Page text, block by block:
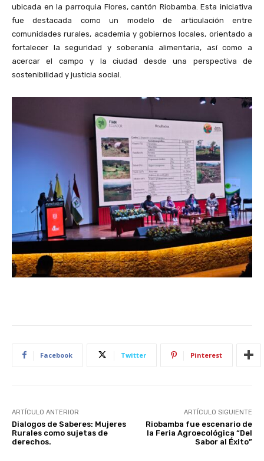
ubicada en la parroquia Flores, cantón Riobamba. Esta iniciativa
fue destacada como un modelo de articulación entre
comunidades rurales, academia y gobiernos locales, orientado a
fortalecer la seguridad y soberanía alimentaria, así como a
acercar el campo y la ciudad desde una perspectiva de
sostenibilidad y justicia social.
Facebook Twitter Pinterest
ARTÍCULO ANTERIOR
Dialogos de Saberes: Mujeres
Rurales como sujetas de
derechos.
ARTÍCULO SIGUIENTE
Riobamba fue escenario de
la Feria Agroecológica “Del
Sabor al Éxito”